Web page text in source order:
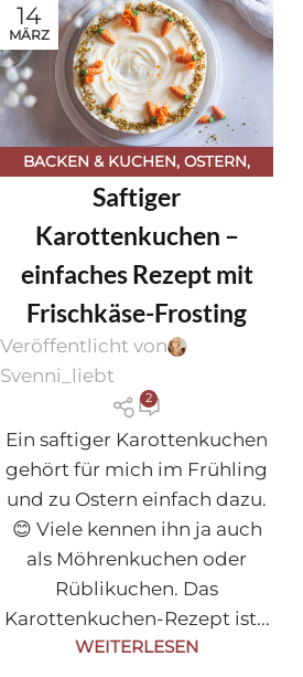
14
MÄRZ
BACKEN & KUCHEN,OSTERN,
REZEPTE
Saftiger
Karottenkuchen –
einfaches Rezept mit
Frischkäse-Frosting
Veröffentlicht von
Svenni_liebt
2
Ein saftiger Karottenkuchen
gehört für mich im Frühling
und zu Ostern einfach dazu.
😊 Viele kennen ihn ja auch
als Möhrenkuchen oder
Rüblikuchen. Das
Karottenkuchen-Rezept ist...
WEITERLESEN